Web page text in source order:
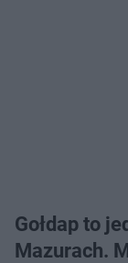
Gołdap to
Mazurach.